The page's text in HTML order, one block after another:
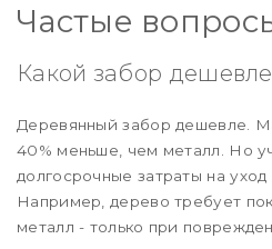
Частые
Какой забор дешевле
Деревянный забор дешевле.
40% меньше, чем металл. Но
долгосрочные затраты на уход
Например, дерево требует
металл - только при